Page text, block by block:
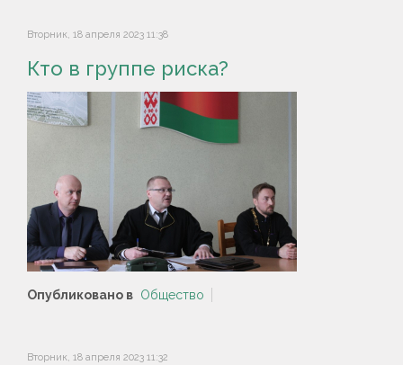
Вторник, 18 апреля 2023 11:38
Кто в группе риска?
Опубликовано в Общество
Вторник, 18 апреля 2023 11:32